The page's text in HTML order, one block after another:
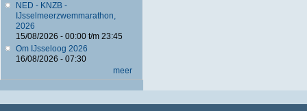
NED - KNZB -
IJsselmeerzwemmarathon,
2026
15/08/2026 - 00:00t/m 23:45
Om IJsseloog 2026
16/08/2026 - 07:30
meer